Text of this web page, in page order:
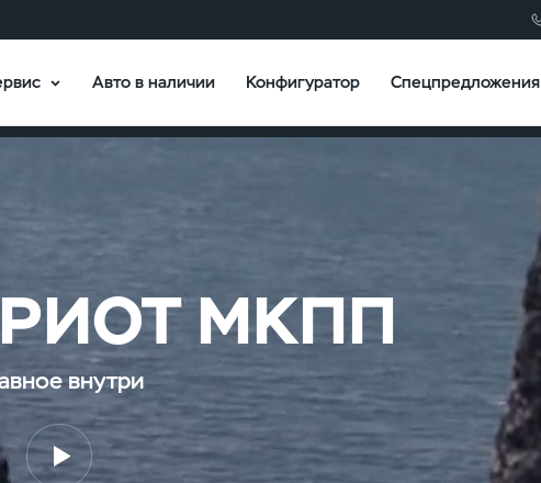
Авто в наличии Конфигуратор Спецпредложения
МКПП
внутри